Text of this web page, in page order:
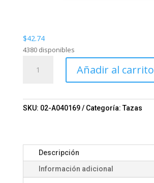
$42.74
4380 disponibles
11OZ.
Mod.
cantidad
Añadir al carrito
SKU: 02-A040169 Categoría:Tazas
Descripción
Información adicional